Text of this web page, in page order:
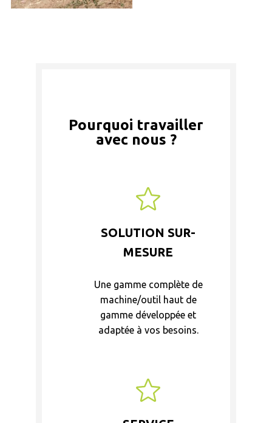
Pourquoi travailler
avec nous ?
SOLUTION SUR-
MESURE
Une gamme complète de
machine/outil haut de
gamme développée et
adaptée à vos besoins.